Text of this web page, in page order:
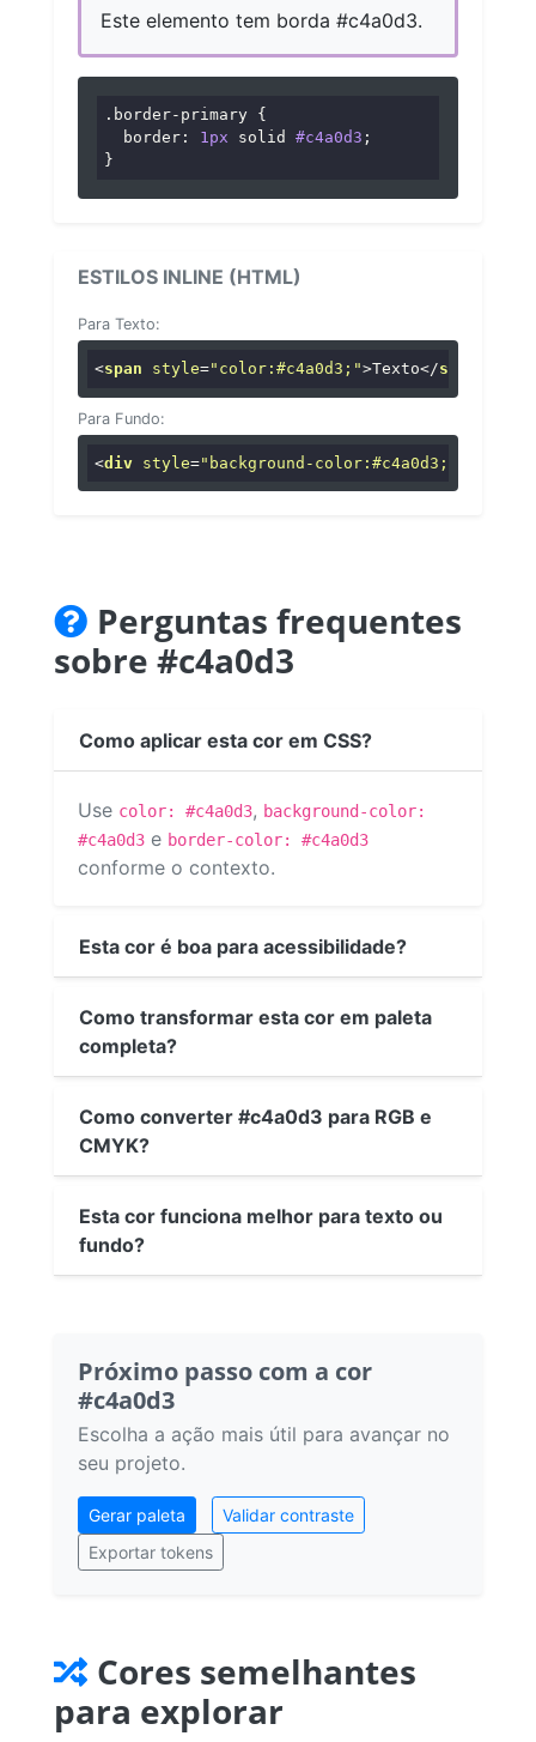
Este elemento tem borda #c4a0d3.
.border-primary {
border : 1px solid #c4a0d3 ;
}
ESTILOS INLINE (HTML)
Para Texto:
<span style="color:#c4a0d3;">Texto</span
Para Fundo:
<div style="background-color:#c4a0d3;"
Perguntas frequentes
sobre #c4a0d3
Como aplicar esta cor em CSS?
Use color: #c4a0d3, background-color:
#c4a0d3 e border-color: #c4a0d3
conforme o contexto.
Esta cor é boa para acessibilidade?
Como transformar esta cor em paleta
completa?
Como converter #c4a0d3 para RGB e
CMYK?
Esta cor funciona melhor para texto ou
fundo?
Próximo passo com a cor
#c4a0d3
Escolha a ação mais útil para avançar no
seu projeto.
Gerar paleta
Validar contraste
Exportar tokens
Cores semelhantes
para explorar